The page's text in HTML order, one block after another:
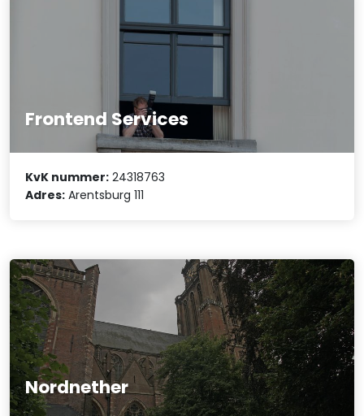
Frontend Services
KvK nummer: 24318763
Adres: Arentsburg 111
Nordnether